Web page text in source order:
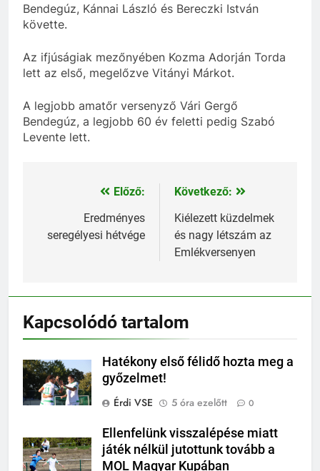
Bendegúz, Kánnai László és Bereczki István
követte.
Az ifjúságiak mezőnyében Kozma Adorján Torda
lett az első, megelőzve Vitányi Márkot.
A legjobb amatőr versenyző Vári Gergő
Bendegúz, a legjobb 60 év feletti pedig Szabó
Levente lett.
Bejegyzés
navigáció
Előző:
Eredményes
seregélyesi hétvége
Következő:
Kiélezett küzdelmek
és nagy létszám az
Emlékversenyen
Kapcsolódó tartalom
Hatékony első félidő hozta meg a
győzelmet!
Érdi VSE
5 óra ezelőtt 0
Ellenfelünk visszalépése miatt
játék nélkül jutottunk tovább a
MOL Magyar Kupában